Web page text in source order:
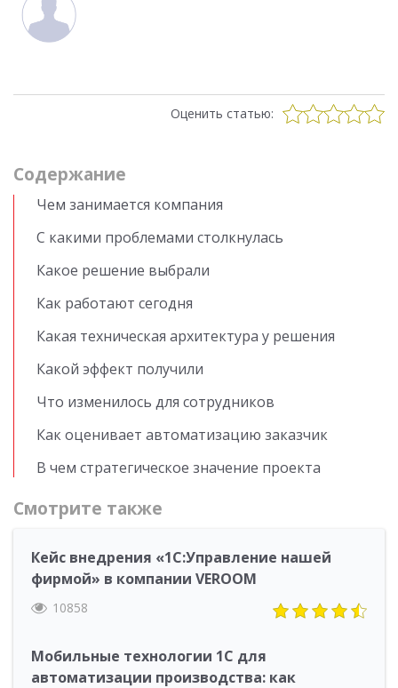
Оценить статью:
Cодержание
Чем занимается компания
С какими проблемами столкнулась
Какое решение выбрали
Как работают сегодня
Какая техническая архитектура у решения
Какой эффект получили
Что изменилось для сотрудников
Как оценивает автоматизацию заказчик
В чем стратегическое значение проекта
Смотрите также
Кейс внедрения «1С:Управление нашей
фирмой» в компании VEROOM
10858
Мобильные технологии 1С для
автоматизации производства: как